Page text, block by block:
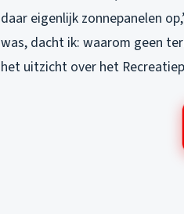
daar eigenlijk zonnepanelen
was, dacht ik: waarom geen
het uitzicht over het